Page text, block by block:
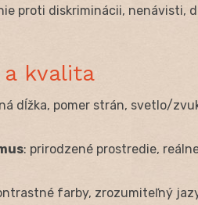
proti diskriminácii, nenávisti,
kvalita
dĺžka, pomer strán, svetlo/
: prirodzené prostredie,
farby, zrozumiteľný